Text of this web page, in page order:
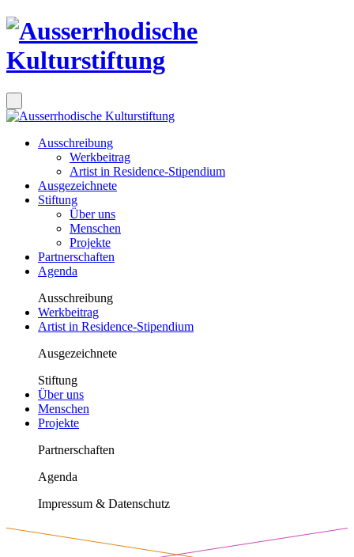
Ausschreibung
Werkbeitrag
Artist in Residence-Stipendium
Ausgezeichnete
Stiftung
Über uns
Menschen
Projekte
Partnerschaften
Agenda
Ausschreibung
Werkbeitrag
Artist in Residence-Stipendium
Ausgezeichnete
Stiftung
Über uns
Menschen
Projekte
Partnerschaften
Agenda
Impressum & Datenschutz